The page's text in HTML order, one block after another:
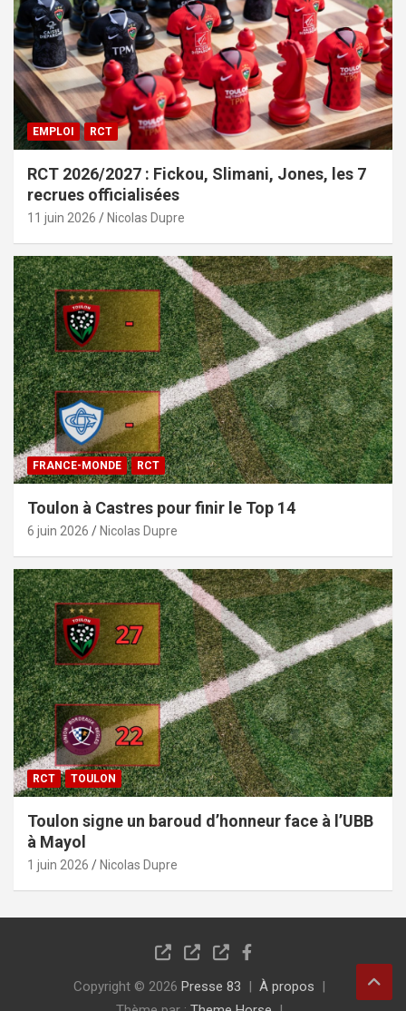
EMPLOI RCT
RCT 2026/2027 : Fickou, Slimani, Jones, les 7
recrues officialisées
11 juin 2026 Nicolas Dupre
FRANCE-MONDE RCT
Toulon à Castres pour finir le Top 14
6 juin 2026 Nicolas Dupre
RCT TOULON
Toulon signe un baroud d’honneur face à l’UBB
à Mayol
1 juin 2026 Nicolas Dupre
Copyright © 2026 Presse 83
À propos